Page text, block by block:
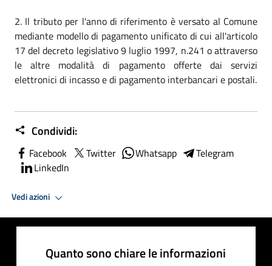
2. Il tributo per l'anno di riferimento è versato al Comune
mediante modello di pagamento unificato di cui all'articolo
17 del decreto legislativo 9 luglio 1997, n.241 o attraverso
le altre modalità di pagamento offerte dai servizi
elettronici di incasso e di pagamento interbancari e postali.
Condividi:
Facebook Twitter Whatsapp
Telegram
LinkedIn
Vedi azioni
Quanto sono chiare le informazioni